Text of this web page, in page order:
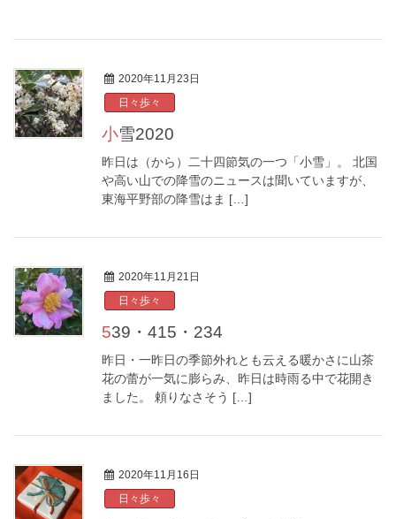
2020年11月23日
日々歩々
小雪2020
昨日は（から）二十四節気の一つ「小雪」。 北国
や高い山での降雪のニュースは聞いていますが、
東海平野部の降雪はま […]
2020年11月21日
日々歩々
539・415・234
昨日・一昨日の季節外れとも云える暖かさに山茶
花の蕾が一気に膨らみ、昨日は時雨る中で花開き
ました。 頼りなさそう […]
2020年11月16日
日々歩々